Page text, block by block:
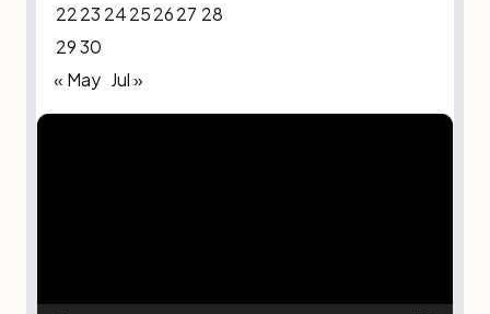
2223 24252627 28
2930
« May Jul »
Video